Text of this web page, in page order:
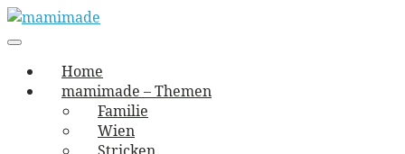
Skip
to
mamimade
vernäht und zugetextet
navigation
Menu
Home
mamimade – Themen
Familie
Wien